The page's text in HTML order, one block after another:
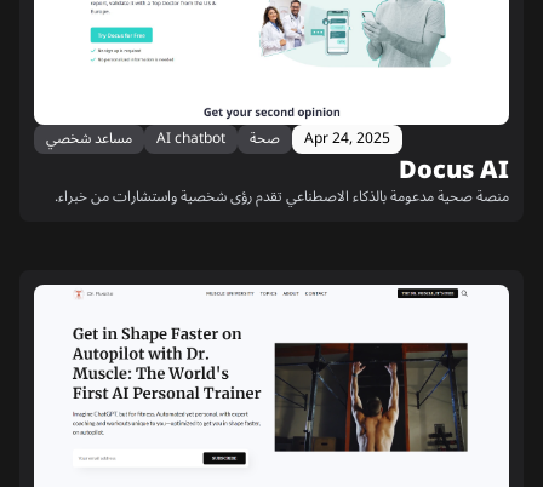
Apr 24, 2025 صحة AI chatbot مساعد شخصي
Docus AI
منصة صحية مدعومة بالذكاء الاصطناعي تقدم رؤى شخصية واستشارات من خبراء.